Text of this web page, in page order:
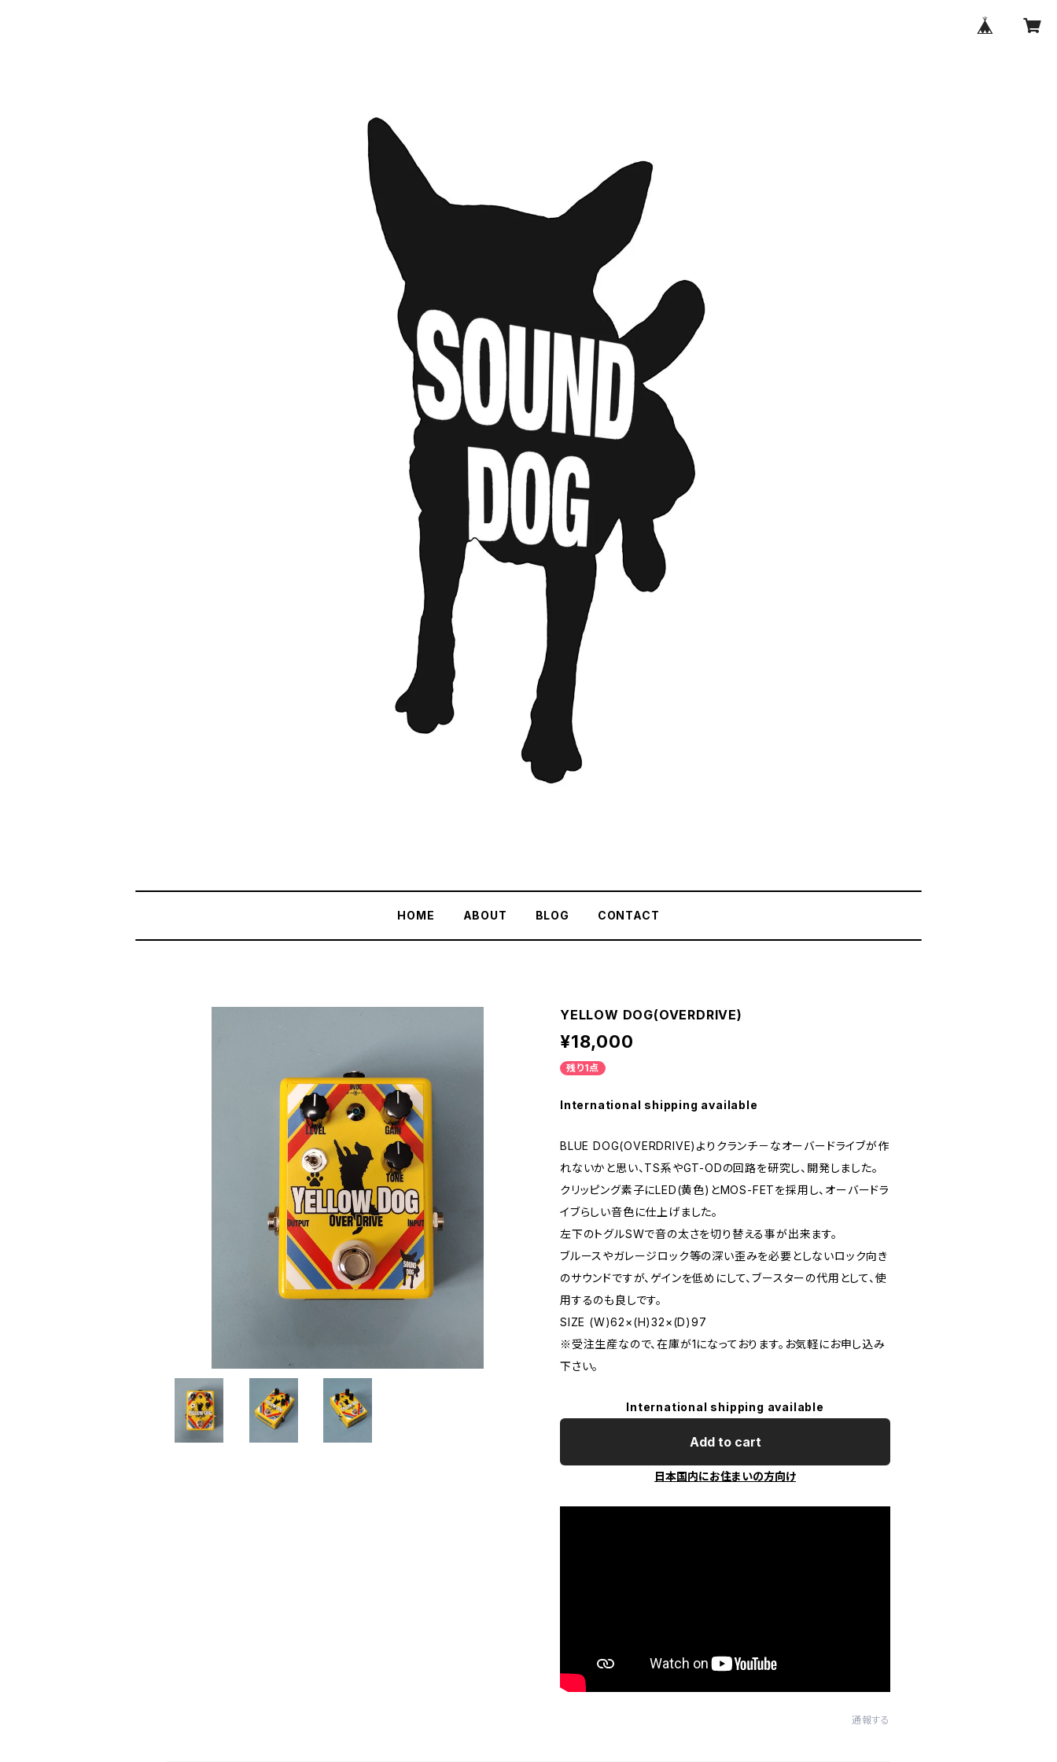
HOME ABOUT BLOG CONTACT
YELLOW DOG(OVERDRIVE)
¥18,000
残り1点
International shipping available
BLUE DOG(OVERDRIVE)よりクランチ－なオーバードライブが作
れないかと思い、TS系やGT-ODの回路を研究し、開発しました。
クリッピング素子にLED(黄色)とMOS-FETを採用し、オーバードラ
イブらしい音色に仕上げました。
左下のトグルSWで音の太さを切り替える事が出来ます。
ブルースやガレージロック等の深い歪みを必要としないロック向き
のサウンドですが、ゲインを低めにして、ブースターの代用として、使
用するのも良しです。
SIZE (W)62×(H)32×(D)97
※受注生産なので、在庫が1になっております。お気軽にお申し込み
下さい。
International shipping available
Add to cart
日本国内にお住まいの方向け
通報する